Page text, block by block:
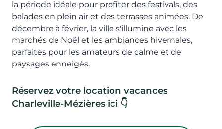
la période idéale pour profiter des festivals, des
balades en plein air et des terrasses animées. De
décembre à février, la ville s'illumine avec les
marchés de Noël et les ambiances hivernales,
parfaites pour les amateurs de calme et de
paysages enneigés.
Réservez votre location vacances
Charleville-Mézières ici 👇